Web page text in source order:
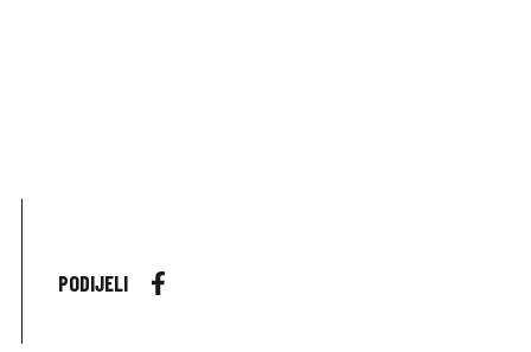
PODIJELI